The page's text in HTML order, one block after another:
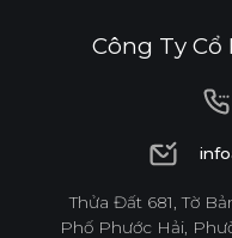
Công Ty Cổ
Thửa Đất 681, Tờ
Phố Phước Hải,